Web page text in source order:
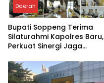
Daerah
Bupati Soppeng Terima
Silaturahmi Kapolres Baru,
Perkuat Sinergi Jaga
Pembangunan